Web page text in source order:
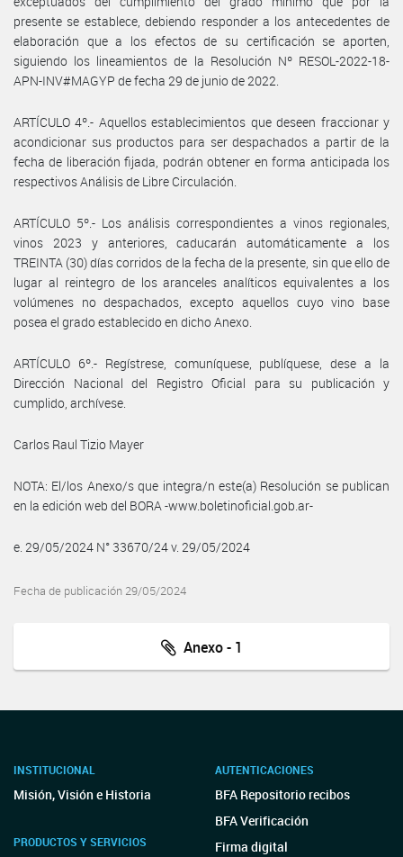
presente se establece, debiendo responder a los antecedentes de
elaboración que a los efectos de su certificación se aporten,
siguiendo los lineamientos de la Resolución Nº RESOL-2022-18-
APN-INV#MAGYP de fecha 29 de junio de 2022.
ARTÍCULO 4º.- Aquellos establecimientos que deseen fraccionar y
acondicionar sus productos para ser despachados a partir de la
fecha de liberación fijada, podrán obtener en forma anticipada los
respectivos Análisis de Libre Circulación.
ARTÍCULO 5º.- Los análisis correspondientes a vinos regionales,
vinos 2023 y anteriores, caducarán automáticamente a los
TREINTA (30) días corridos de la fecha de la presente, sin que ello de
lugar al reintegro de los aranceles analíticos equivalentes a los
volúmenes no despachados, excepto aquellos cuyo vino base
posea el grado establecido en dicho Anexo.
ARTÍCULO 6º.- Regístrese, comuníquese, publíquese, dese a la
Dirección Nacional del Registro Oficial para su publicación y
cumplido, archívese.
Carlos Raul Tizio Mayer
NOTA: El/los Anexo/s que integra/n este(a) Resolución se publican
en la edición web del BORA -www.boletinoficial.gob.ar-
e. 29/05/2024 N° 33670/24 v. 29/05/2024
Fecha de publicación 29/05/2024
Anexo - 1
INSTITUCIONAL
Misión, Visión e Historia
PRODUCTOS Y SERVICIOS
AUTENTICACIONES
BFA Repositorio recibos
BFA Verificación
Firma digital